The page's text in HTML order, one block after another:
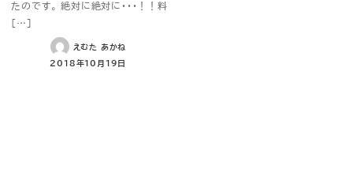
たのです。 絶対に絶対に・・・！！料
[…]
えむた あかね
2018年10月19日